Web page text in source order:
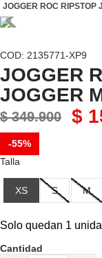
JOGGER ROC RIPSTOP
: 2135771-XP9
JOGGER
JOGGER
$ 349.900 $
-55%
Talla
M
S
XS
Solo quedan 1
Cantidad
1.
camisas
3.
botas
4.
zapatillas
5.
gorras
chaquetas
8.
senderismo
9.
camisetas
10. chaquetas